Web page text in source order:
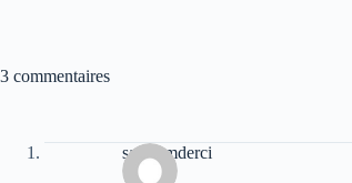
3 commentaires
samir mderci